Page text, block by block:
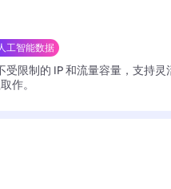
工智能数据
受限制的 IP 和流量容量，支持
作。